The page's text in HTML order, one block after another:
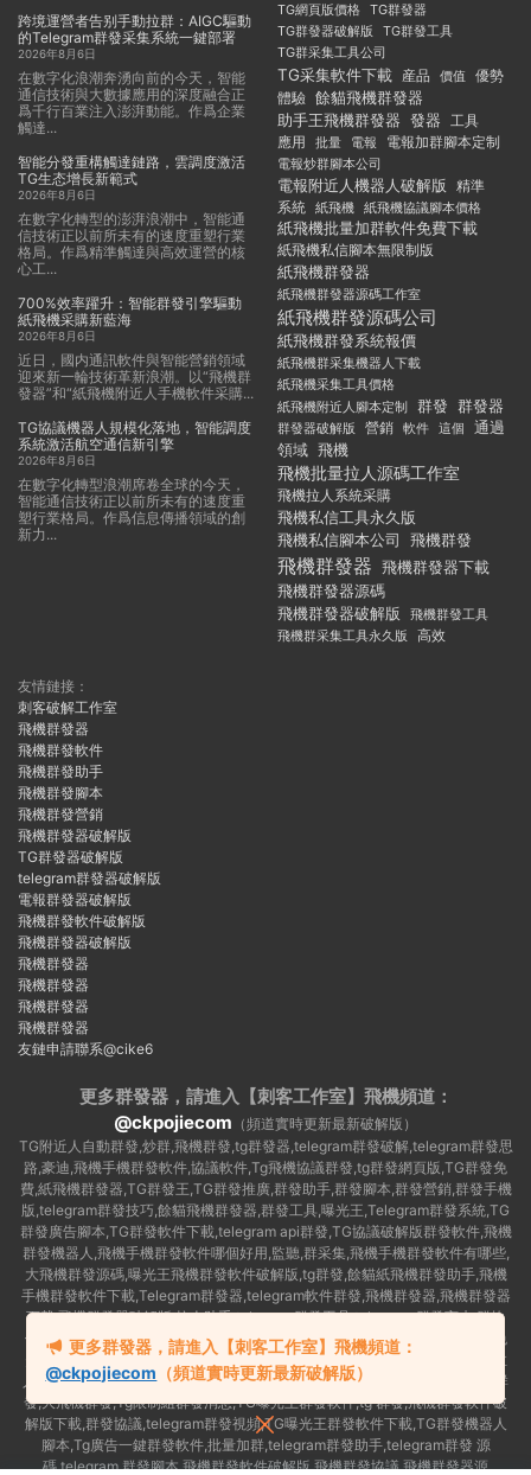
跨境運營者告别手動拉群：AIGC驅動
的Telegram群發采集系統一鍵部署
2026年8月6日
在數字化浪潮奔湧向前的今天，智能
通信技術與大數據應用的深度融合正
爲千行百業注入澎湃動能。作爲企業
觸達...
智能分發重構觸達鏈路，雲調度激活
TG生态增長新範式
2026年8月6日
在數字化轉型的澎湃浪潮中，智能通
信技術正以前所未有的速度重塑行業
格局。作爲精準觸達與高效運營的核
心工...
700%效率躍升：智能群發引擎驅動
紙飛機采購新藍海
2026年8月6日
近日，國内通訊軟件與智能營銷領域
迎來新一輪技術革新浪潮。以“飛機群
發器”和“紙飛機附近人手機軟件采購...
TG協議機器人規模化落地，智能調度
系統激活航空通信新引擎
2026年8月6日
在數字化轉型浪潮席卷全球的今天，
智能通信技術正以前所未有的速度重
塑行業格局。作爲信息傳播領域的創
新力...
TG網頁版價格
TG群發器
TG群發器破解版
TG群發工具
TG群采集工具公司
TG采集軟件下載 産品 價值 優勢
體驗 餘貓飛機群發器
助手王飛機群發器 發器 工具
應用
批量 電報 電報加群腳本定制
電報炒群腳本公司
電報附近人機器人破解版 精準
系統 紙飛機 紙飛機協議腳本價格
紙飛機批量加群軟件免費下載
紙飛機私信腳本無限制版
紙飛機群發器
紙飛機群發器源碼工作室
紙飛機群發源碼公司
紙飛機群發系統報價
紙飛機群采集機器人下載
紙飛機采集工具價格
紙飛機附近人腳本定制
群發 群發器
群發器破解版 營銷 軟件 這個
通過
領域 飛機
飛機批量拉人源碼工作室
飛機拉人系統采購
飛機私信工具永久版
飛機私信腳本公司
飛機群發
飛機群發器 飛機群發器下載
飛機群發器源碼
飛機群發器破解版
飛機群發工具
飛機群采集工具永久版
高效
友情鏈接：
刺客破解工作室
飛機群發器
飛機群發軟件
飛機群發助手
飛機群發腳本
飛機群發營銷
飛機群發器破解版
TG群發器破解版
telegram群發器破解版
電報群發器破解版
飛機群發軟件破解版
飛機群發器破解版
飛機群發器
飛機群發器
飛機群發器
飛機群發器
友鏈申請聯系@cike6
更多群發器，請進入【刺客工作室】 飛機頻道：
@ckpojiecom （頻道實時更新最新破解版）
TG附近人自動群發,炒群,飛機群發,tg群發器,telegram群發破解,telegram群發思
路,豪迪,飛機手機群發軟件,協議軟件,Tg飛機協議群發,tg群發網頁版,TG群發免
費,紙飛機群發器,TG群發王,TG群發推廣,群發助手,群發腳本,群發營銷,群發手機
版,telegram群發技巧,餘貓飛機群發器,群發工具,曝光王,Telegram群發系統,TG
群發廣告腳本,TG群發軟件下載,telegram api群發,TG協議破解版群發軟件,飛機
群發機器人,飛機手機群發軟件哪個好用,監聽,群采集,飛機手機群發軟件有哪些,
大飛機群發源碼,曝光王飛機群發軟件破解版,tg群發,餘貓紙飛機群發助手,飛機
手機群發軟件下載,Telegram群發器,telegram軟件群發,飛機群發器,飛機群發器
下載,飛機群發器破解版,拉人助手,telegram群發工具,telegram 群發言,加群軟
件,Telegram怎麽群發,協議号注冊機,TG機器人群發消息,群發軟件,tg群發器免
費版,私信軟件,tg群發廣告,telegram群發規則,telegram群發,telegram 群發,拉
人軟件,telegram批量群發,群發器破解版,曝光王飛機群發軟件,telegram自動群
發,大飛機群發,Tg限制組群發消息,TG曝光王群發軟件,tg 群發,飛機群發軟件破
解版下載,群發協議,telegram群發視頻,TG曝光王群發軟件下載,TG群發機器人
腳本,Tg廣告一鍵群發軟件,批量加群,telegram群發助手,telegram群發 源
碼,telegram 群發腳本,飛機群發軟件破解版,飛機群發協議,飛機群發器源
更多群發器，請進入【刺客工作室】飛機頻道：
@ckpojiecom （頻道實時更新最新破解版）